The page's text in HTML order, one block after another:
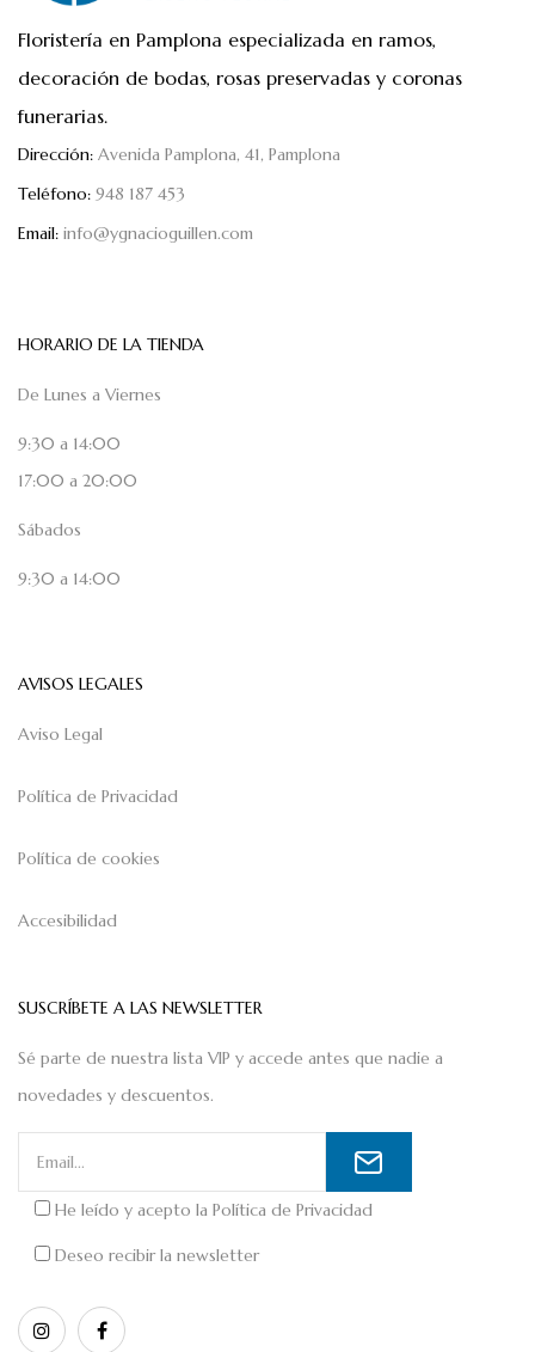
Floristería en Pamplona especializada en ramos,
decoración de bodas, rosas preservadas y coronas
funerarias.
Dirección: Avenida Pamplona, 41, Pamplona
Teléfono: 948 187 453
Email: info@ygnacioguillen.com
HORARIO DE LA TIENDA
De Lunes a Viernes
9:30 a 14:00
17:00 a 20:00
Sábados
9:30 a 14:00
AVISOS LEGALES
Aviso Legal
Política de Privacidad
Política de cookies
Accesibilidad
SUSCRÍBETE A LAS NEWSLETTER
Sé parte de nuestra lista VIP y accede antes que nadie a
novedades y descuentos.
He leído y acepto la Política de Privacidad
Deseo recibir la newsletter